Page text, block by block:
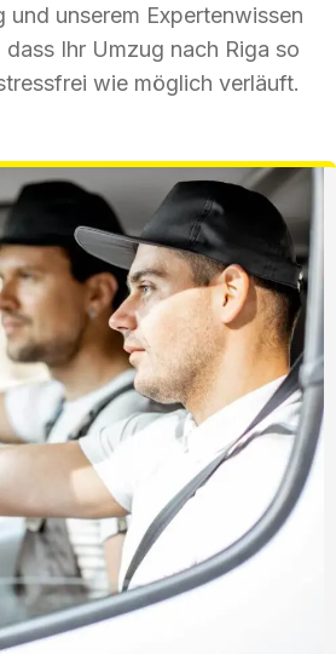
und unserem Expertenwissen
Ihr Umzug nach Riga so
wie möglich verläuft.